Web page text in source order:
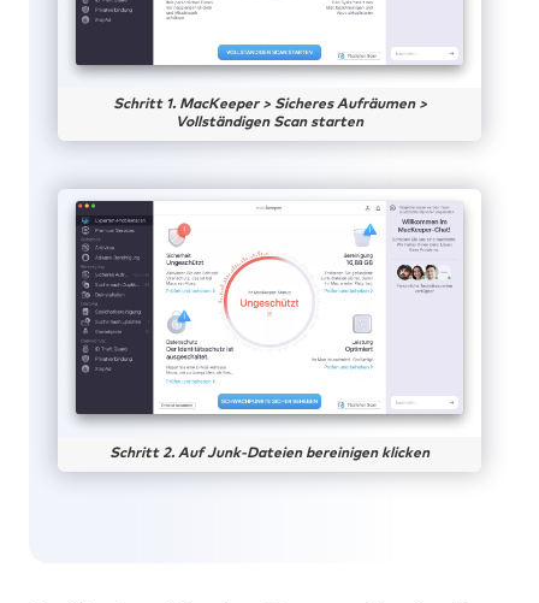
Schritt 1. MacKeeper > Sicheres Aufräumen >
Vollständigen Scan starten
Schritt 2. Auf Junk-Dateien bereinigen klicken